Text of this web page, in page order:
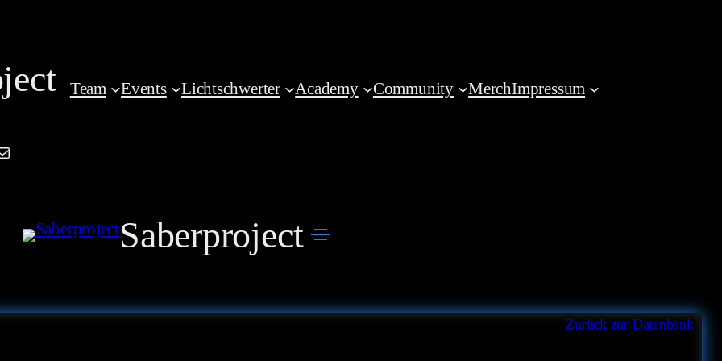
Team Events Lichtschwerter Academy Community MerchImpressum
Saberproject
Zurück zur Datenbank